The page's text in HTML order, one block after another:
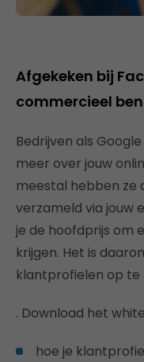
Afgekeken bij
commercieel
Bedrijven als
meer over jouw
meestal hebben ze
verzameld via jouw
je de hoofdprijs om
krijgen. Het is
klantprofielen op te
. Download het
hoe je